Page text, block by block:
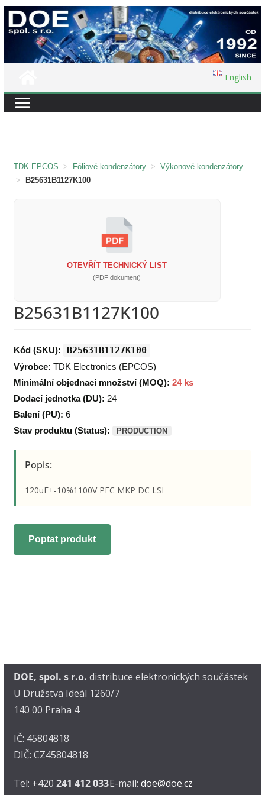
Přeskočit
na
English
TDK-EPCOS > Fóliové kondenzátory > Výkonové kondenzátory
> B25631B1127K100
OTEVŘÍT TECHNICKÝ LIST
(PDF dokument)
B25631B1127K100
Kód (SKU): B25631B1127K100
Výrobce: TDK Electronics (EPCOS)
Minimální objednací množství (MOQ): 24 ks
Dodací jednotka (DU): 24
Balení (PU): 6
Stav produktu (Status):
PRODUCTION
Popis:
120uF+-10%1100V PEC MKP DC LSI
Poptat produkt
DOE, spol. s r.o. distribuce elektronických součástek
U Družstva Ideál 1260/7
140 00 Praha 4
IČ: 45804818
DIČ: CZ45804818
Tel: +420 241 412 033E-mail: doe@doe.cz